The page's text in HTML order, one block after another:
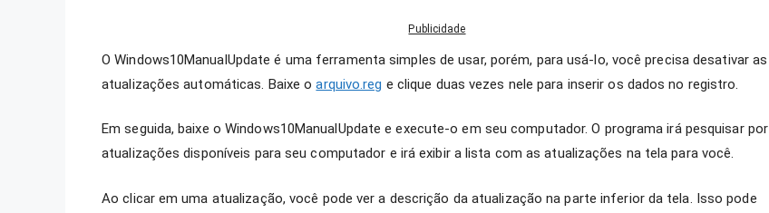
Publicidade
O Windows10ManualUpdate é uma ferramenta simples de usar, porém, para usá-lo, você precisa desativar as
atualizações automáticas. Baixe oarquivo.reg e clique duas vezes nele para inserir os dados no registro.
Em seguida, baixe o Windows10ManualUpdate e execute-o em seu computador. O programa irá pesquisar por
atualizações disponíveis para seu computador e irá exibir a lista com as atualizações na tela para você.
Ao clicar em uma atualização, você pode ver a descrição da atualização na parte inferior da tela. Isso pode